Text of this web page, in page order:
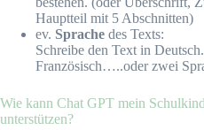
Hauptteil mit 5 Abschnitten)
ev. Sprache des Texts:
Schreibe den Text in
Französisch…..oder zwei
Wie kann Chat GPT mein
unterstützen?